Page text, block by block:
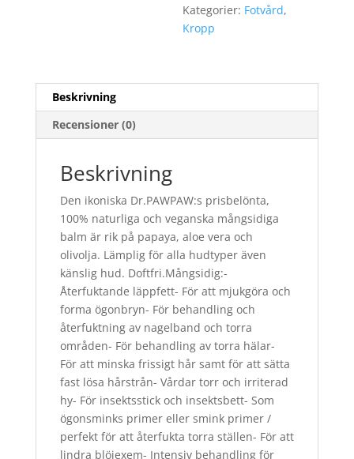
Kategorier: Fotvård,
Kropp
Beskrivning
Recensioner (0)
Beskrivning
Den ikoniska Dr.PAWPAW:s prisbelönta,
100% naturliga och veganska mångsidiga
balm är rik på papaya, aloe vera och
olivolja. Lämplig för alla hudtyper även
känslig hud. Doftfri.Mångsidig:-
Återfuktande läppfett- För att mjukgöra och
forma ögonbryn- För behandling och
återfuktning av nagelband och torra
områden- För behandling av torra hälar-
För att minska frissigt hår samt för att sätta
fast lösa hårstrån- Vårdar torr och irriterad
hy- För insektsstick och insektsbett- Som
ögonsminks primer eller smink primer /
perfekt för att återfukta torra ställen- För att
lindra blöjexem- Intensiv behandling för